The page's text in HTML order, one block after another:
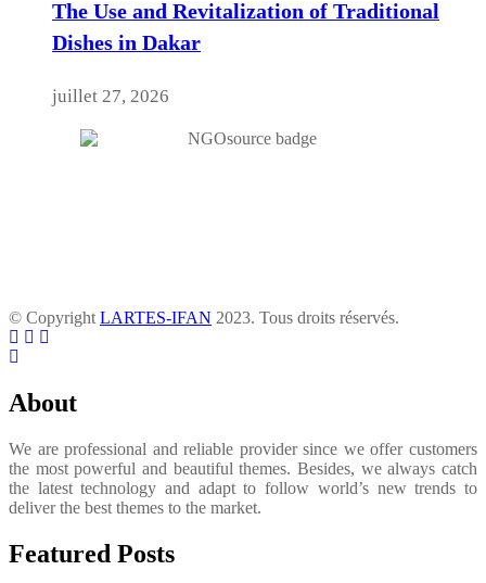
The Use and Revitalization of Traditional
Dishes in Dakar
juillet 27, 2026
© Copyright LARTES-IFAN 2023. Tous droits réservés.
About
We are professional and reliable provider since we offer customers
the most powerful and beautiful themes. Besides, we always catch
the latest technology and adapt to follow world’s new trends to
deliver the best themes to the market.
Featured Posts